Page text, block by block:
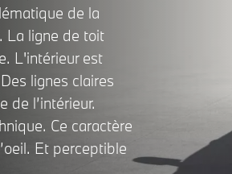
de la
La ligne de toit
L'intérieur est
lignes claires
de l’intérieur.
Ce caractère
Et perceptible